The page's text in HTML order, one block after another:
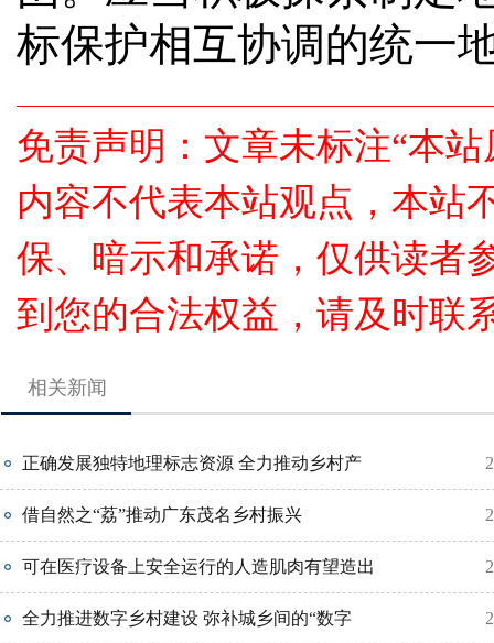
标保护相互协调的统一
免责声明：文章未标注“本
内容不代表本站观点，本站
保、暗示和承诺，仅供读者
到您的合法权益，请及时联
相关新闻
正确发展独特地理标志资源 全力推动乡村产
借自然之“荔”推动广东茂名乡村振兴
可在医疗设备上安全运行的人造肌肉有望造出
全力推进数字乡村建设 弥补城乡间的“数字